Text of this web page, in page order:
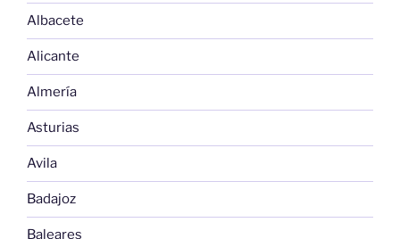
Albacete
Alicante
Almería
Asturias
Avila
Badajoz
Baleares